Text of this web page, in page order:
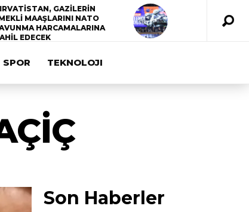
GAZİLERİN
MAAŞLARINI NATO
HARCAMALARINA
EDECEK
SPOR TEKNOLOJI
Son Haberler